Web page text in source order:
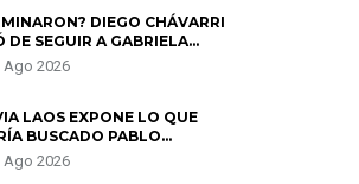
DIEGO CHÁVARRI
DE SEGUIR A GABRIELA
Y ANUNCIA SU SALIDA
Ago 2026
LAOS EXPONE LO QUE
BUSCADO PABLO
CON ALE FULLER: “UNA
PARTES QUERÍA EL
Ago 2026